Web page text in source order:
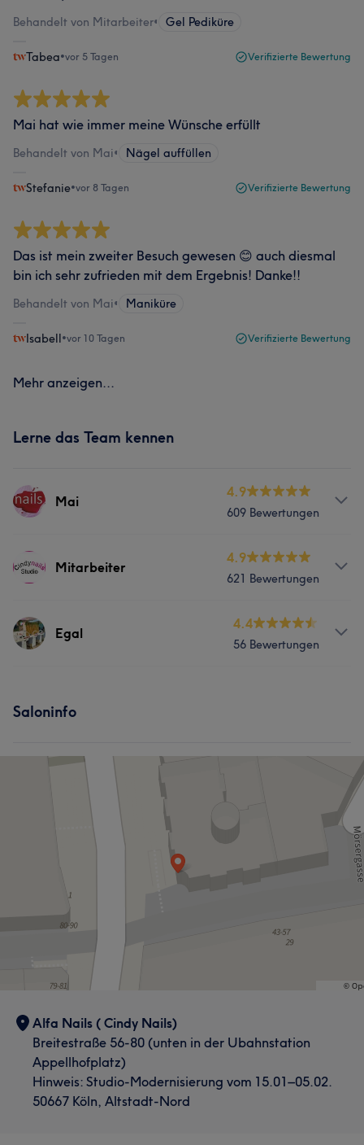
Behandelt von Mitarbeiter• Gel Pediküre
Tabea•vor 5 Tagen Verifizierte Bewertung
Mai hat wie immer meine Wünsche erfüllt
Behandelt von Mai• Nägel auffüllen
Stefanie•vor 8 Tagen Verifizierte Bewertung
Das ist mein zweiter Besuch gewesen 😊 auch diesmal
bin ich sehr zufrieden mit dem Ergebnis! Danke!!
Behandelt von Mai• Maniküre
Isabell•vor 10 Tagen Verifizierte Bewertung
Mehr anzeigen...
Lerne das Team kennen
Mai
4.9
609 Bewertungen
Services
Portfolio
Was unsere Kunden über Mai sagen
Professionell Freundlich
Gründlich
Mitarbeiter
4.9
621 Bewertungen
Services
Was unsere Kunden über Mitarbeiter sagen
Egal
4.4
56 Bewertungen
Saloninfo
Alfa Nails ( Cindy Nails)
Breitestraße 56-80 (unten in der Ubahnstation
Appellhofplatz)
Hinweis: Studio-Modernisierung vom 15.01–05.02.
50667 Köln, Altstadt-Nord